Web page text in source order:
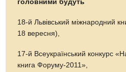
головними будуть
18-й Львівський міжнародний
18 вересня),
17-й Всеукраїнський конкурс
книга Форуму-2011»,